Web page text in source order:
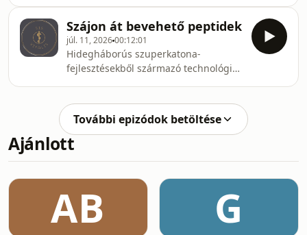
minőségellenőrzés és orvosi kontroll
Tízéves kisfiú fiatalkori reumatoid
arthritis gyógyulása • IBS, IBD és
SIBO, pszoriázis tüneteinek enyhítése
• Krónikus vastagbélgyulladás és
hasmenés kezelése
Szájon át bevehető peptidek
júl. 11, 202600:12:01
Hidegháborús szuperkatona-
fejlesztésekből származó technológia
módszerek • Szervspecifikus genetikai
kapcsolók • DNS-helyreállítás •
Időskori immunválasz
megsokszorozása és
orvosi felügyelet
További epizódok betöltése
Ajánlott
AB G